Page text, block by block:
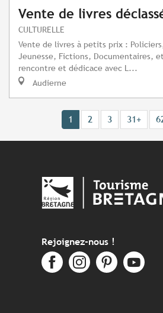
Vente de livres
CULTURELLE
Vente de livres à petits prix :
Jeunesse, Fictions, Documentaires,
rencontre et dédicace avec L...
Audierne
1 2 3 31+
Rejoignez-nous !